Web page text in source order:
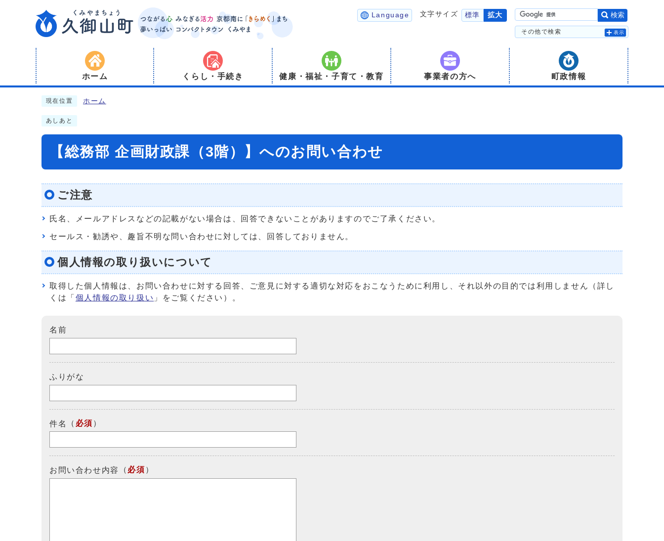
Language 文字サイズ 標準 拡大 検索
その他で検索 表示
ホーム くらし・手続き 健康・福祉・子育て・教育 事業者の方へ 町政情報
現在位置 ホーム
あしあと
【総務部 企画財政課（3階）】へのお問い合わせ
ご注意
氏名、メールアドレスなどの記載がない場合は、回答できないことがありますのでご了承ください。
セールス・勧誘や、趣旨不明な問い合わせに対しては、回答しておりません。
個人情報の取り扱いについて
取得した個人情報は、お問い合わせに対する回答、ご意見に対する適切な対応をおこなうために利用し、それ以外の目的では利用しません（詳し
くは「 個人情報の取り扱い 」をご覧ください）。
名前
ふりがな
件名 （ 必須 ）
お問い合わせ内容 （ 必須 ）